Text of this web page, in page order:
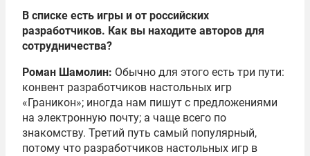
В списке есть игры и от российских
разработчиков. Как вы находите авторов для
сотрудничества?
Роман Шамолин: Обычно для этого есть три пути:
конвент разработчиков настольных игр
«Граникон»; иногда нам пишут с предложениями
на электронную почту; а чаще всего по
знакомству. Третий путь самый популярный,
потому что разработчиков настольных игр в